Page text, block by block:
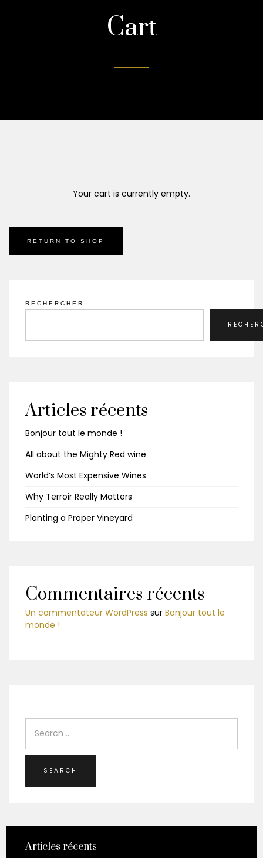
Cart
Your cart is currently empty.
RETURN TO SHOP
RECHERCHER
Articles récents
Bonjour tout le monde !
All about the Mighty Red wine
World’s Most Expensive Wines
Why Terroir Really Matters
Planting a Proper Vineyard
Commentaires récents
Un commentateur WordPress sur Bonjour tout le
monde !
SEARCH
Articles récents